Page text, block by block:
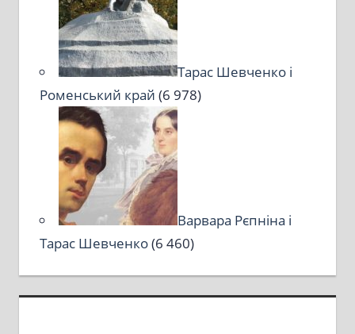
Тарас Шевченко і
Роменський край (6 978)
Варвара Рєпніна і
Тарас Шевченко(6 460)